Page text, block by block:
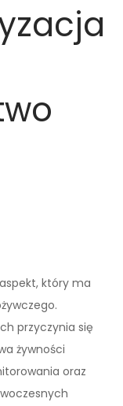
który ma
przyczynia się
żywności
oraz